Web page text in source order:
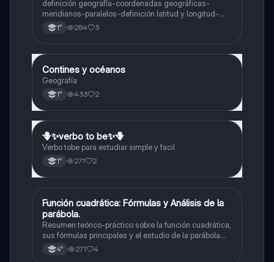
definición geografía-coordenadas geográficas-
meridianos-paralelos-definición latitud y longitud-
elementos del mapa-definición mapa-localización
relativa y absoluta
1° 284 3
Geografía
Contines y océanos
Geografía
1° 433 2
Inglés
🪻✨️verbo to be✨️🪻
Verbo tobe para estudiar simple y facil
1° 271 2
Matemáticas
Función cuadrática: Fórmulas y Análisis de la
parábola.
Resumen teórico-práctico sobre la función cuadrática,
sus fórmulas principales y el estudio de la parábola
como representación gráfica.Incluye desarrollo de la
forma general, cálculo de raíces, vértice y elementos
4° 271 4